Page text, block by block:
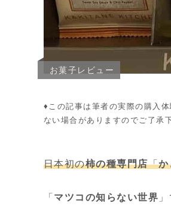
お菓子レビュー
♦︎この記事は筆者の実際の購入
ない場合がありますのでご了承
日本初の柿の種専門店「か
「 マツコの知らない世界